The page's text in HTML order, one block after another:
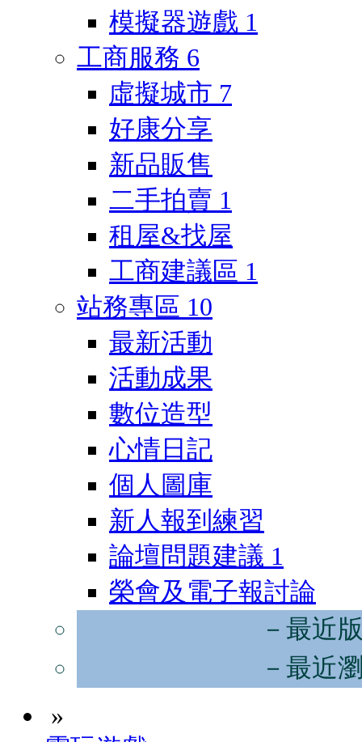
模擬器遊戲 1
工商服務 6
虛擬城市 7
好康分享
新品販售
二手拍賣 1
租屋&找屋
工商建議區 1
站務專區 10
最新活動
活動成果
數位造型
心情日記
個人圖庫
新人報到練習
論壇問題建議 1
榮會及電子報討論
－最近
－最近
»